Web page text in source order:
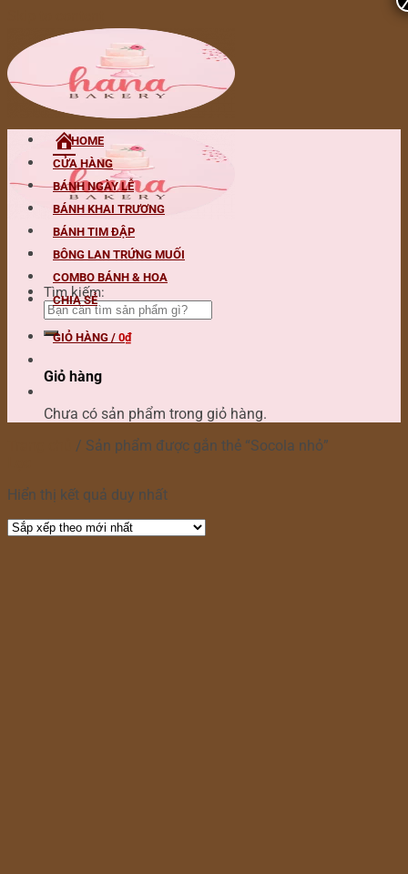
Tìm kiếm:
HOME
CỬA HÀNG
BÁNH NGÀY LỄ
BÁNH KHAI TRƯƠNG
BÁNH TIM ĐẬP
BÔNG LAN TRỨNG MUỐI
COMBO BÁNH & HOA
CHIA SẺ
GIỎ HÀNG / 0₫
Giỏ hàng
Chưa có sản phẩm trong giỏ hàng.
/ Sản phẩm được gắn thẻ “Socola nhỏ”
Hiển thị kết quả duy nhất